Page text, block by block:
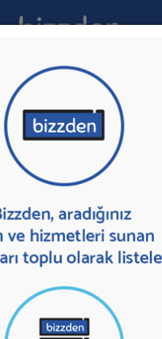
Ara:
İlk 1 Firmadan Teklif İste
1 sonuç bulundu.